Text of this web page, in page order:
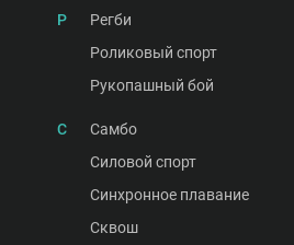
Р Регби
Роликовый спорт
Рукопашный бой
С Самбо
Силовой спорт
Синхронное плавание
Сквош